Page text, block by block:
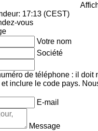
17:13 (CEST)
vous
Votre nom
Société
de téléphone : il doit
inclure le code pays.
E-mail
Message